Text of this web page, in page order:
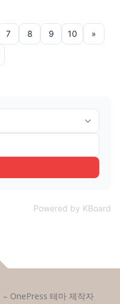
7 8 9 10 »
Powered by KBoard
– OnePress 테마 제작자